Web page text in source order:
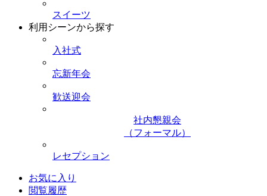
スイーツ
利用シーンから探す
入社式
忘新年会
歓送迎会
社内懇親会
（フォーマル）
レセプション
お気に入り
閲覧履歴